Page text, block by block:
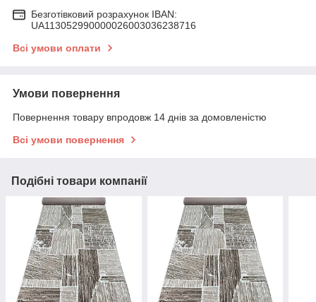
Безготівковий розрахунок IBAN:
UA113052990000026003036238716
Всі умови оплати
Умови повернення
Повернення товару впродовж 14 днів за домовленістю
Всі умови повернення
Подібні товари компанії